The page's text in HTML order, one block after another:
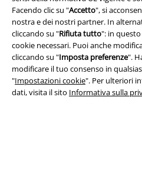
Facendo clic su "Accetto", si
nostra e dei nostri partner. In
cliccando su "Rifiuta tutto": in
cookie necessari. Puoi anche
cliccando su "Imposta preferenze".
modificare il tuo consenso in
"Impostazioni cookie". Per ulteriori
dati, visita il sito Informativa sulla
Redazione
Legge sulla Privacy
Smaltimento rifiuti e protezione
Dichiarazione di Conformità